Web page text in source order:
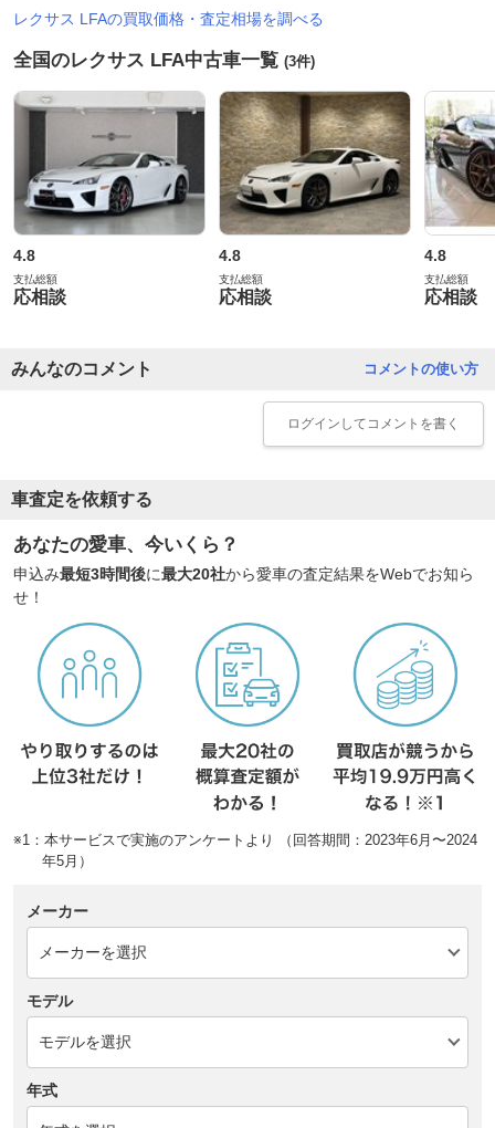
レクサス LFAの買取価格・査定相場を調べる
全国のレクサス LFA中古車一覧 (3件)
4.8
支払総額
応相談
4.8
支払総額
応相談
4.8
支払総額
応相談
コメントの使い方
みんなのコメント
ログイン してコメントを書く
車査定を依頼する
あなたの愛車、今いくら？
申込み最短3時間後に最大20社から愛車の査定結果をWebでお知ら
せ！
※1：本サービスで実施のアンケートより （回答期間：2023年6月〜2024
年5月）
メーカー
モデル
年式